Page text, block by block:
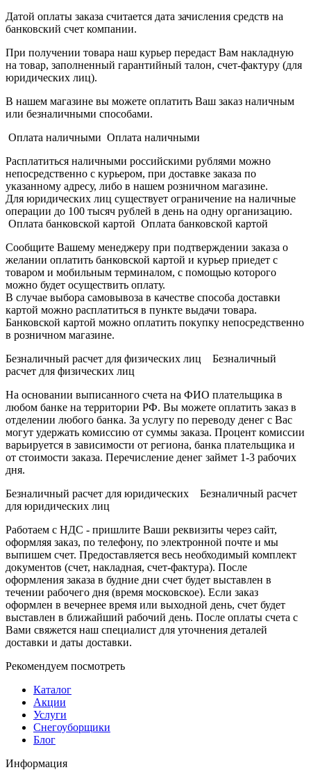
Датой оплаты заказа считается дата зачисления средств на
банковский счет компании.
При получении товара наш курьер передаст Вам накладную
на товар, заполненный гарантийный талон, счет-фактуру (для
юридических лиц).
В нашем магазине вы можете оплатить Ваш заказ наличным
или безналичными способами.
Оплата наличными Оплата наличными
Расплатиться наличными российскими рублями можно
непосредственно с курьером, при доставке заказа по
указанному адресу, либо в нашем розничном магазине.
Для юридических лиц существует ограничение на наличные
операции до 100 тысяч рублей в день на одну организацию.
Оплата банковской картой Оплата банковской картой
Сообщите Вашему менеджеру при подтверждении заказа о
желании оплатить банковской картой и курьер приедет с
товаром и мобильным терминалом, с помощью которого
можно будет осуществить оплату.
В случае выбора самовывоза в качестве способа доставки
картой можно расплатиться в пункте выдачи товара.
Банковской картой можно оплатить покупку непосредственно
в розничном магазине.
Безналичный расчет для физических лиц Безналичный
расчет для физических лиц
На основании выписанного счета на ФИО плательщика в
любом банке на территории РФ. Вы можете оплатить заказ в
отделении любого банка. За услугу по переводу денег с Вас
могут удержать комиссию от суммы заказа. Процент комиссии
варьируется в зависимости от региона, банка плательщика и
от стоимости заказа. Перечисление денег займет 1-3 рабочих
дня.
Безналичный расчет для юридических Безналичный расчет
для юридических лиц
Работаем с НДС - пришлите Ваши реквизиты через сайт,
оформляя заказ, по телефону, по электронной почте и мы
выпишем счет. Предоставляется весь необходимый комплект
документов (счет, накладная, счет-фактура). После
оформления заказа в будние дни счет будет выставлен в
течении рабочего дня (время московское). Если заказ
оформлен в вечернее время или выходной день, счет будет
выставлен в ближайший рабочий день. После оплаты счета с
Вами свяжется наш специалист для уточнения деталей
доставки и даты доставки.
Рекомендуем посмотреть
Каталог
Акции
Услуги
Снегоуборщики
Блог
Информация